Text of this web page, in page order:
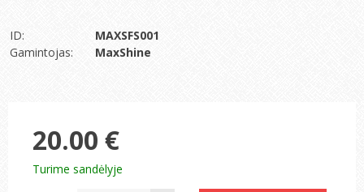
ID:
MAXSFS001
Gamintojas:
MaxShine
20.00 €
Turime sandėlyje